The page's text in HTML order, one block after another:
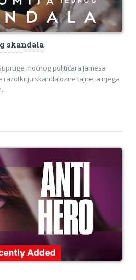
skandala
moćnog političara Jamesa
razotkriju skandalozne tajne, a njega